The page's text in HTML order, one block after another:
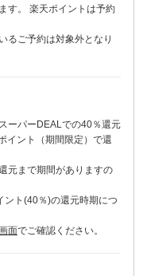
す。 楽天ポイントは予約
るご予約は対象外となり
ーパーDEALでの40％還元
イント（期間限定）で還
元まで期間がありますの
ト(40％)の還元時期につ
面でご確認ください。